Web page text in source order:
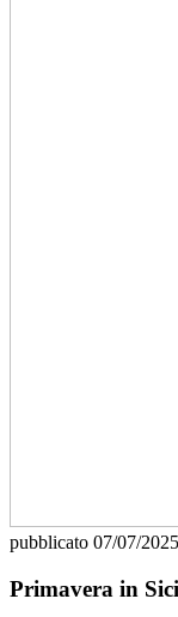
pubblicato 07/07/2025
Primavera in